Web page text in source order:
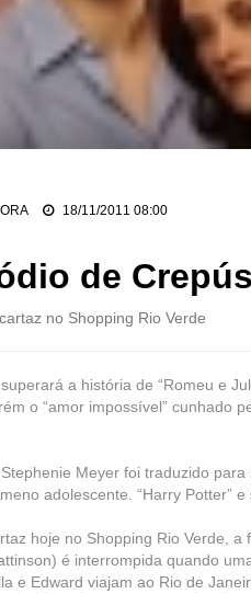
18/11/2011 08:00
de
no Shopping Rio Verde
a história de “Romeu e
o “amor impossível” cunhado
Meyer foi traduzido
adolescente. “Harry Potter”
hoje no Shopping Rio Verde,
é interrompida quando
e Edward viajam ao Rio de